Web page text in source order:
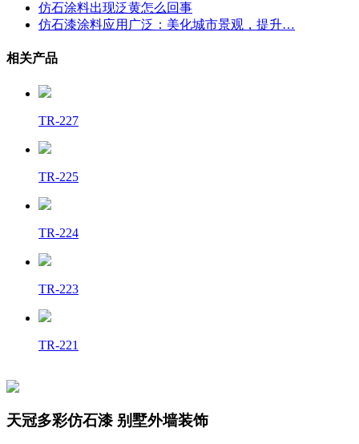
仿石涂料出现泛黄怎么回事
仿石漆涂料应用广泛：美化城市景观，提升…
相关产品
TR-227
TR-225
TR-224
TR-223
TR-221
天冠多彩仿石漆 别墅外墙装饰